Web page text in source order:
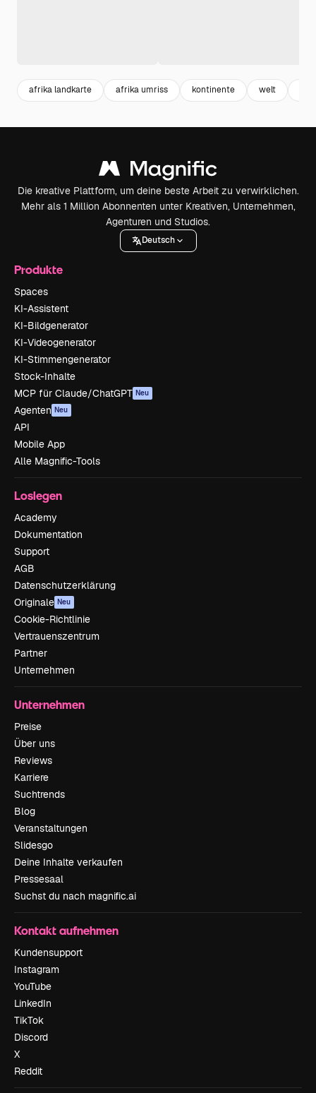
afrika landkarte afrika umriss kontinente welt
Die kreative Plattform, um deine beste Arbeit zu verwirklichen.
Mehr als 1 Million Abonnenten unter Kreativen, Unternehmen,
Agenturen und Studios.
Deutsch
Produkte
Spaces
KI-Assistent
KI-Bildgenerator
KI-Videogenerator
KI-Stimmengenerator
Stock-Inhalte
MCP für Claude/ChatGPT Neu
Agenten Neu
API
Mobile App
Alle Magnific-Tools
Loslegen
Academy
Dokumentation
Support
AGB
Datenschutzerklärung
Originale Neu
Cookie-Richtlinie
Vertrauenszentrum
Partner
Unternehmen
Unternehmen
Preise
Über uns
Reviews
Karriere
Suchtrends
Blog
Veranstaltungen
Slidesgo
Deine Inhalte verkaufen
Pressesaal
Suchst du nach magnific.ai
Kontakt aufnehmen
Kundensupport
Instagram
YouTube
LinkedIn
TikTok
Discord
X
Reddit